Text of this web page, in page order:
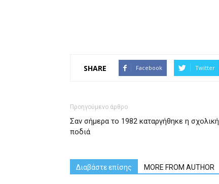
SHARE Facebook Twitter
Προηγούμενο άρθρο
Σαν σήμερα το 1982 καταργήθηκε η σχολική
ποδιά
Διαβάστε επίσης MORE FROM AUTHOR